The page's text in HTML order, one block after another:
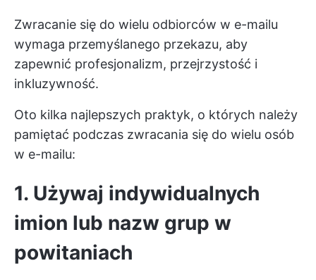
Zwracanie się do wielu odbiorców w e-mailu
wymaga przemyślanego przekazu, aby
zapewnić profesjonalizm, przejrzystość i
inkluzywność.
Oto kilka najlepszych praktyk, o których należy
pamiętać podczas zwracania się do wielu osób
w e-mailu:
1. Używaj indywidualnych
imion lub nazw grup w
powitaniach